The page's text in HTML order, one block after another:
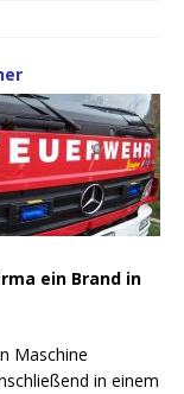
ein Brand in
Maschine
in einem